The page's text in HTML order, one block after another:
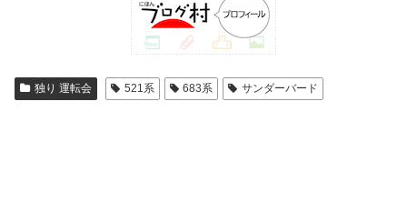
独り 運転会 521系 683系 サンダーバード